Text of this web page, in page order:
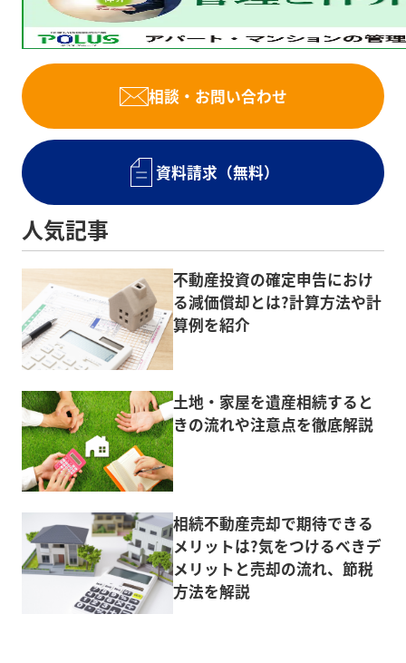
相談・お問い合わせ
資料請求（無料）
人気記事
不動産投資の確定申告におけ
る減価償却とは?計算方法や計
算例を紹介
土地・家屋を遺産相続すると
きの流れや注意点を徹底解説
相続不動産売却で期待できる
メリットは?気をつけるべきデ
メリットと売却の流れ、節税
方法を解説